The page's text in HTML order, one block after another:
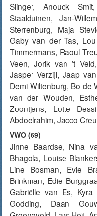
Slinger, Anouck
Staalduinen, Jan-
Sterrenburg, Maja
Gaby van der Tas,
Timmermans, Raoul
Veen, Jorik van ’t
Jasper Verzijl, Jaap
Demi Wiltenburg, Bo de
van der Wouden,
Zoontjens, Lotte
Abdoelrahim, Jacco
VWO (69)
Jinne Baardse, Nina
Bhagola, Louise
Line Bosman, Evie
Brinkman, Edie
Gabriëlle van Es,
Godding, Daan